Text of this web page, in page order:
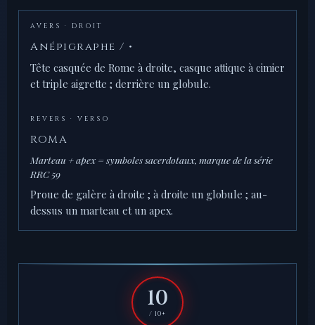
AVERS · DROIT
Anépigraphe / •
Tête casquée de Rome à droite, casque attique à cimier
et triple aigrette ; derrière un globule.
REVERS · VERSO
ROMA
Marteau + apex = symboles sacerdotaux, marque de la série
RRC 59
Proue de galère à droite ; à droite un globule ; au-
dessus un marteau et un apex.
10
/ 10+